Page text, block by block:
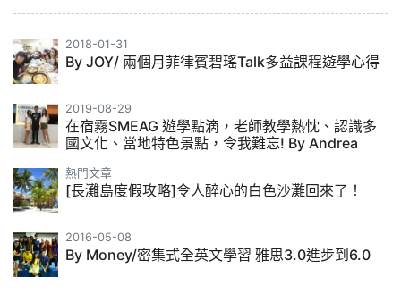
2018-01-31
By JOY/ 兩個月菲律賓碧瑤Talk多益課程遊學心得
2019-08-29
在宿霧SMEAG 遊學點滴，老師教學熱忱、認識多
國文化、當地特色景點，令我難忘! By Andrea
熱門文章
[長灘島度假攻略]令人醉心的白色沙灘回來了！
2016-05-08
By Money/密集式全英文學習 雅思3.0進步到6.0